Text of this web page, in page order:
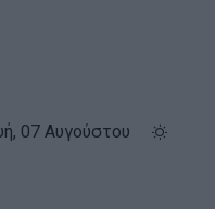
07 Αυγούστου